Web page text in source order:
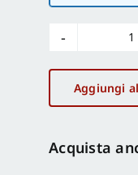
Aggiungi
Acquista